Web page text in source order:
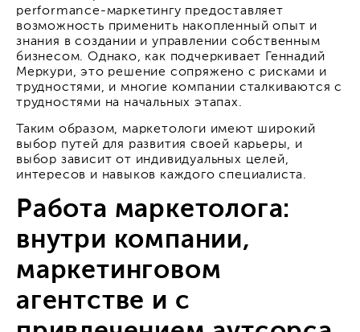
performance-маркетингу предоставляет
возможность применить накопленный опыт и
знания в создании и управлении собственным
бизнесом. Однако, как подчеркивает Геннадий
Меркури, это решение сопряжено с рисками и
трудностями, и многие компании сталкиваются с
трудностями на начальных этапах.
Таким образом, маркетологи имеют широкий
выбор путей для развития своей карьеры, и
выбор зависит от индивидуальных целей,
интересов и навыков каждого специалиста.
Работа маркетолога:
внутри компании,
маркетинговом
агентстве и с